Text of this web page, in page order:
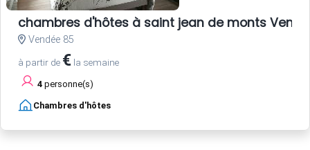
chambres d'hôtes à saint jean de monts
Vendée 85
à partir de € la semaine
4 personne(s)
Chambres d'hôtes